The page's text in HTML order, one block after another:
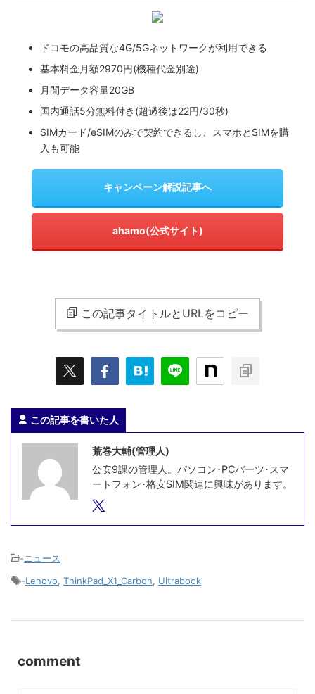
ドコモの高品質な4G/5Gネットワークが利用できる
基本料金月額2970円(機種代金別途)
月間データ容量20GB
国内通話5分無料付き(超過後は22円/30秒)
SIMカード/eSIMのみで契約できるし、スマホとSIMを購
入も可能
キャンペーン解説記事へ
ahamo(公式サイト)
この記事タイトルとURLをコピー
この記事を書いた人
荒巻大輔(管理人)
公安9課の管理人。パソコン･PCパーツ･スマ
ートフォン･格安SIM関連に興味があります。
-ニュース
-Lenovo, ThinkPad_X1_Carbon, Ultrabook
comment